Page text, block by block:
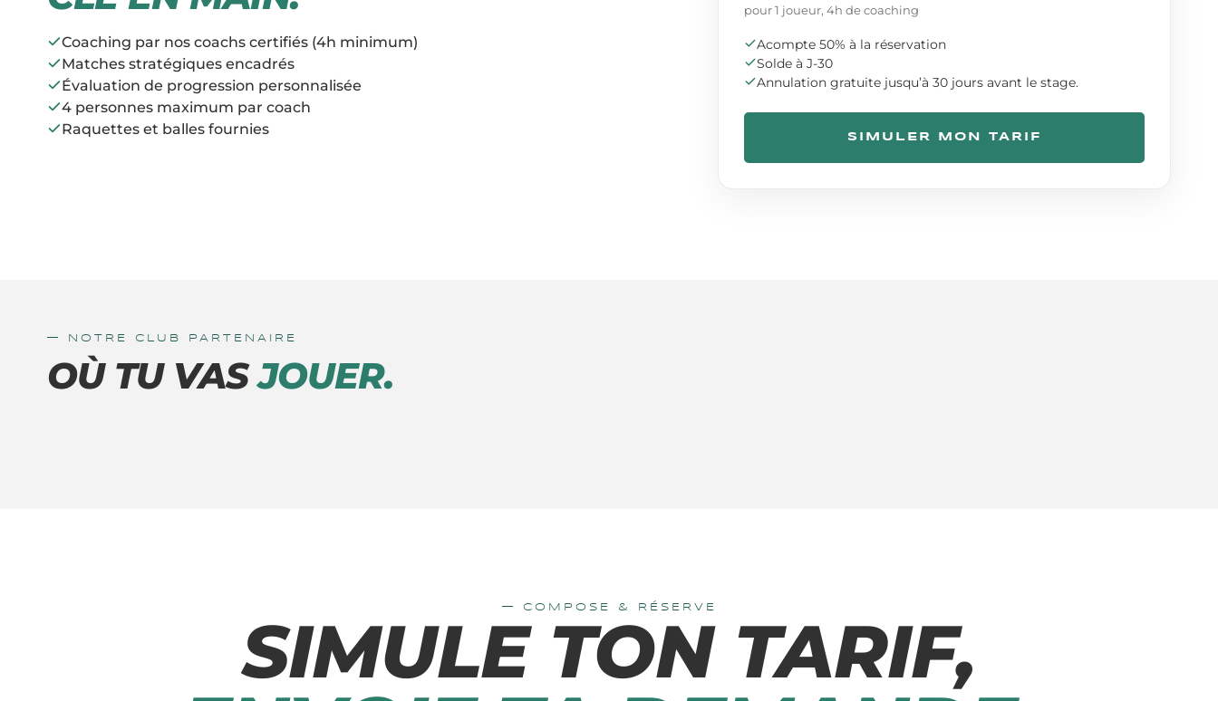
Coaching par nos coachs certifiés (4h minimum)
Matches stratégiques encadrés
Évaluation de progression personnalisée
4 personnes maximum par coach
Raquettes et balles fournies
pour 1 joueur, 4h de coaching
Acompte 50% à la réservation
Solde à J-30
Annulation gratuite jusqu’à 30 jours avant le stage.
SIMULER MON TARIF
— NOTRE CLUB PARTENAIRE
OÙ TU VASJOUER.
MARRAKECH
ROYAL PADEL MARRAKECH
— COMPOSE & RÉSERVE
SIMULE TON TARIF,